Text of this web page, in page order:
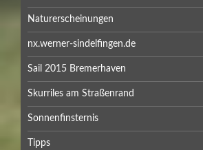
Naturerscheinungen
nx.werner-sindelfingen.de
Sail 2015 Bremerhaven
Skurriles am Straßenrand
Sonnenfinsternis
Tipps